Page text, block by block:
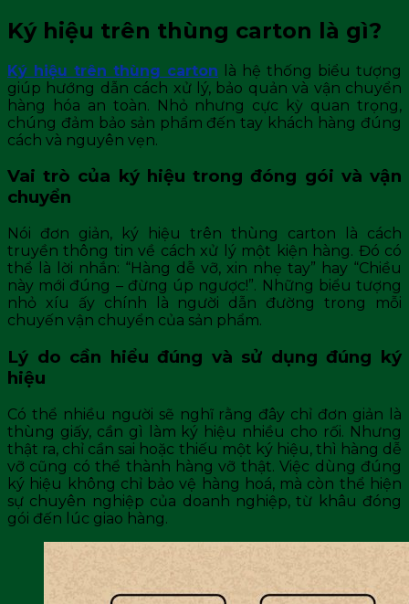
Ký hiệu trên thùng carton là gì?
Ký hiệu trên thùng carton là hệ thống biểu tượng
giúp hướng dẫn cách xử lý, bảo quản và vận chuyển
hàng hóa an toàn. Nhỏ nhưng cực kỳ quan trọng,
chúng đảm bảo sản phẩm đến tay khách hàng đúng
cách và nguyên vẹn.
Vai trò của ký hiệu trong đóng gói và vận
chuyển
Nói đơn giản, ký hiệu trên thùng carton là cách
truyền thông tin về cách xử lý một kiện hàng. Đó có
thể là lời nhắn: “Hàng dễ vỡ, xin nhẹ tay” hay “Chiều
này mới đúng – đừng úp ngược!”. Những biểu tượng
nhỏ xíu ấy chính là người dẫn đường trong mỗi
chuyến vận chuyển của sản phẩm.
Lý do cần hiểu đúng và sử dụng đúng ký
hiệu
Có thể nhiều người sẽ nghĩ rằng đây chỉ đơn giản là
thùng giấy, cần gì làm ký hiệu nhiều cho rối. Nhưng
thật ra, chỉ cần sai hoặc thiếu một ký hiệu, thì hàng dễ
vỡ cũng có thể thành hàng vỡ thật. Việc dùng đúng
ký hiệu không chỉ bảo vệ hàng hoá, mà còn thể hiện
sự chuyên nghiệp của doanh nghiệp, từ khâu đóng
gói đến lúc giao hàng.